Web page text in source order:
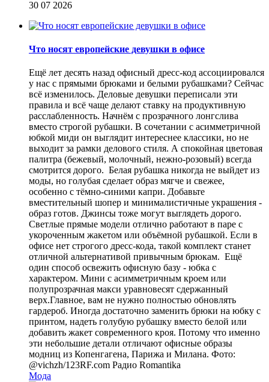
30 07 2026
Что носят европейские девушки в офисе
Ещё лет десять назад офисный дресс-код ассоциировался
у нас с прямыми брюками и белыми рубашками? Сейчас
всё изменилось. Деловые девушки переписали эти
правила и всё чаще делают ставку на продуктивную
расслабленность. Начнём с прозрачного лонгслива
вместо строгой рубашки. В сочетании с асимметричной
юбкой миди он выглядит интереснее классики, но не
выходит за рамки делового стиля. А спокойная цветовая
палитра (бежевый, молочный, нежно-розовый) всегда
смотрится дорого. Белая рубашка никогда не выйдет из
моды, но голубая сделает образ мягче и свежее,
особенно с тёмно-синими капри. Добавьте
вместительный шопер и минималистичные украшения -
образ готов. Джинсы тоже могут выглядеть дорого.
Светлые прямые модели отлично работают в паре с
укороченным жакетом или объёмной рубашкой. Если в
офисе нет строгого дресс-кода, такой комплект станет
отличной альтернативой привычным брюкам. Ещё
один способ освежить офисную базу - юбка с
характером. Мини с асимметричным кроем или
полупрозрачная макси уравновесят сдержанный
верх.Главное, вам не нужно полностью обновлять
гардероб. Иногда достаточно заменить брюки на юбку с
принтом, надеть голубую рубашку вместо белой или
добавить жакет современного кроя. Потому что именно
эти небольшие детали отличают офисные образы
модниц из Копенгагена, Парижа и Милана. Фото:
@vichzh/123RF.com Радио Romantika
Мода